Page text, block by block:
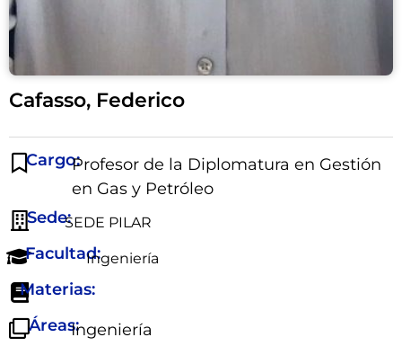
Cafasso, Federico
Cargo:Profesor de la Diplomatura en Gestión
en Gas y Petróleo
Sede:SEDE PILAR
Facultad:Ingeniería
Materias:
Áreas:Ingeniería